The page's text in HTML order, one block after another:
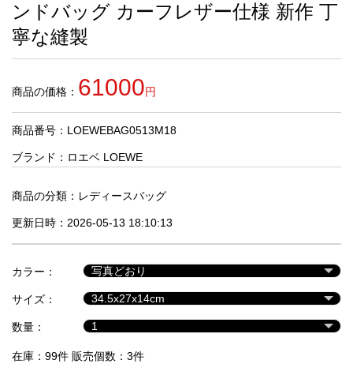
す
す
め
商
人
気
商
セ
ル
品
ンドバッグ カーフレザー仕様 新作 丁
寧な縫製
商品の価格： 61000円
商品番号：LOEWEBAG0513M18
ブランド： ロエベ LOEWE
商品の分類： レディースバッグ
更新日時：2026-05-13 18:10:13
カラー：
サイズ：
数量：
在庫：99件 販売個数：3件